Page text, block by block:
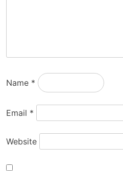
Name *
Email *
Website